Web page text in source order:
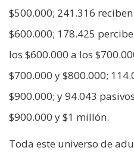
$500.000; 241.316
$600.000; 178.425
los $600.000 a los
$700.000 y $800.000;
$900.000; y 94.043
$900.000 y $1 millón.
Toda este universo de